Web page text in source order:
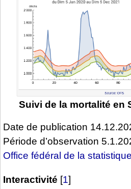
Suivi de la mortalité en
Date de publication
Période d’observation
Office fédéral de la statistique
Interactivité [1]